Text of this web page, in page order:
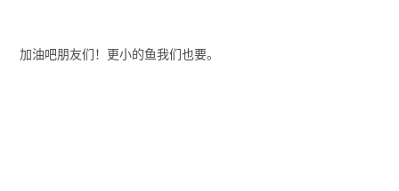
加油吧朋友们！更小的鱼我们也要。